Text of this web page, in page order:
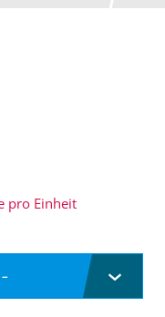
pro Einheit